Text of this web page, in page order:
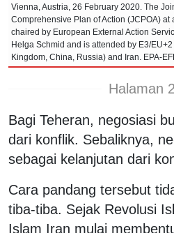
Vienna, Austria, 26 February 2020. The
Comprehensive Plan of Action (JCPOA)
chaired by European External Action
Helga Schmid and is attended by E3/
Kingdom, China, Russia) and Iran. EPA-
Halaman
Bagi Teheran, negosiasi
dari konflik. Sebaliknya,
sebagai kelanjutan dari
Cara pandang tersebut
tiba-tiba. Sejak Revolusi
Islam Iran mulai